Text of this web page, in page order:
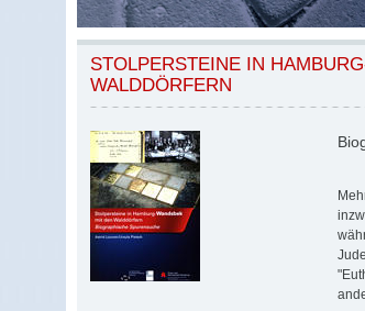
STOLPERSTEINE IN
WALDDÖRFERN